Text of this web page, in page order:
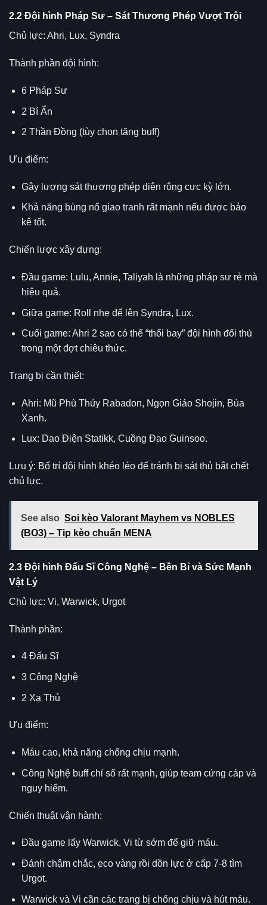
2.2 Đội hình Pháp Sư – Sát Thương Phép Vượt Trội
Chủ lực: Ahri, Lux, Syndra
Thành phần đội hình:
6 Pháp Sư
2 Bí Ẩn
2 Thần Đồng (tùy chọn tăng buff)
Ưu điểm:
Gây lượng sát thương phép diện rộng cực kỳ lớn.
Khả năng bùng nổ giao tranh rất mạnh nếu được bảo
kê tốt.
Chiến lược xây dựng:
Đầu game: Lulu, Annie, Taliyah là những pháp sư rẻ mà
hiệu quả.
Giữa game: Roll nhẹ để lên Syndra, Lux.
Cuối game: Ahri 2 sao có thể “thổi bay” đội hình đối thủ
trong một đợt chiêu thức.
Trang bị cần thiết:
Ahri: Mũ Phù Thủy Rabadon, Ngọn Giáo Shojin, Bùa
Xanh.
Lux: Dao Điện Statikk, Cuồng Đao Guinsoo.
Lưu ý: Bố trí đội hình khéo léo để tránh bị sát thủ bắt chết
chủ lực.
See also Soi kèo Valorant Mayhem vs NOBLES
(BO3) – Tip kèo chuẩn MENA
2.3 Đội hình Đấu Sĩ Công Nghệ – Bền Bỉ và Sức Mạnh
Vật Lý
Chủ lực: Vi, Warwick, Urgot
Thành phần:
4 Đấu Sĩ
3 Công Nghệ
2 Xạ Thủ
Ưu điểm:
Máu cao, khả năng chống chịu mạnh.
Công Nghệ buff chỉ số rất mạnh, giúp team cứng cáp và
nguy hiểm.
Chiến thuật vận hành:
Đầu game lấy Warwick, Vi từ sớm để giữ máu.
Đánh chậm chắc, eco vàng rồi dồn lực ở cấp 7-8 tìm
Urgot.
Warwick và Vi cần các trang bị chống chịu và hút máu.